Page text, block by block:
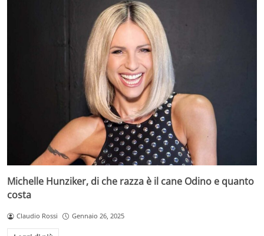
Michelle Hunziker, di che razza è il cane Odino e quanto
costa
Claudio Rossi Gennaio 26, 2025